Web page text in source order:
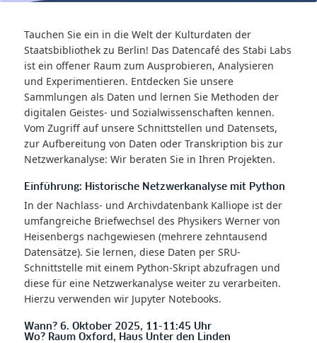
Tauchen Sie ein in die Welt der Kulturdaten der
Staatsbibliothek zu Berlin! Das Datencafé des Stabi Labs
ist ein offener Raum zum Ausprobieren, Analysieren
und Experimentieren. Entdecken Sie unsere
Sammlungen als Daten und lernen Sie Methoden der
digitalen Geistes- und Sozialwissenschaften kennen.
Vom Zugriff auf unsere Schnittstellen und Datensets,
zur Aufbereitung von Daten oder Transkription bis zur
Netzwerkanalyse: Wir beraten Sie in Ihren Projekten.
Einführung: Historische Netzwerkanalyse mit Python
In der Nachlass- und Archivdatenbank Kalliope ist der
umfangreiche Briefwechsel des Physikers Werner von
Heisenbergs nachgewiesen (mehrere zehntausend
Datensätze). Sie lernen, diese Daten per SRU-
Schnittstelle mit einem Python-Skript abzufragen und
diese für eine Netzwerkanalyse weiter zu verarbeiten.
Hierzu verwenden wir Jupyter Notebooks.
Wann? 6. Oktober 2025, 11-11:45 Uhr
Wo? Raum Oxford, Haus Unter den Linden